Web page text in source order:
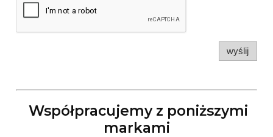
wyślij
Współpracujemy z poniższymi
markami